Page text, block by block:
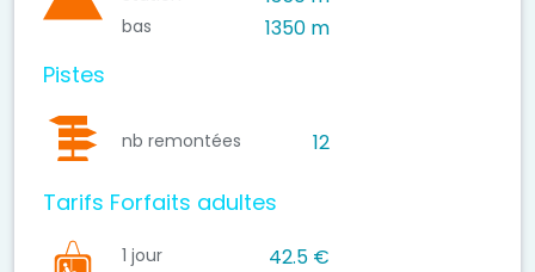
bas 1350 m
Pistes
nb remontées 12
Tarifs Forfaits adultes
1 jour 42.5 €